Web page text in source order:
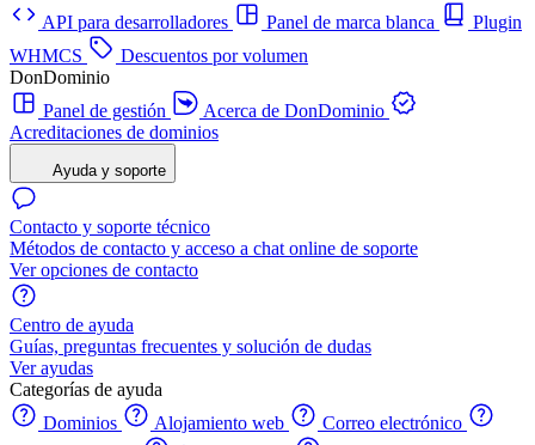
API para desarrolladores
Panel de marca blanca
Plugin
WHMCS
Descuentos por volumen
DonDominio
Panel de gestión
Acerca de DonDominio
Acreditaciones de dominios
Ayuda y soporte
Contacto y soporte técnico
Métodos de contacto y acceso a chat online de soporte
Ver opciones de contacto
Centro de ayuda
Guías, preguntas frecuentes y solución de dudas
Ver ayudas
Categorías de ayuda
Dominios
Alojamiento web
Correo electrónico